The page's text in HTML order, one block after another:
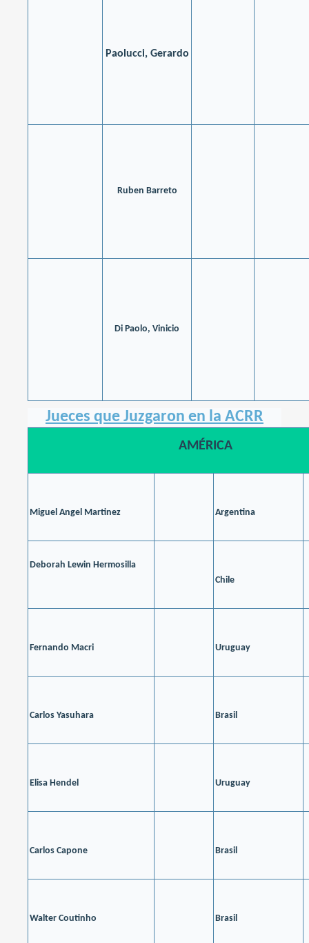
Paolucci, Gerardo
Ruben Barreto
Di Paolo, Vinicio
Jueces que Juzgaron en la ACRR
AMÉRICA
Miguel Angel Martinez Argentina
Deborah Lewin Hermosilla
Chile
Fernando Macri Uruguay
Carlos Yasuhara Brasil
Elisa Hendel Uruguay
Carlos Capone Brasil
Walter Coutinho Brasil